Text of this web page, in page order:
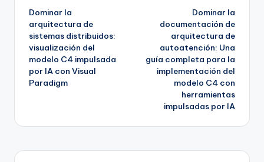
de
entradas
Dominar la
arquitectura de
sistemas distribuidos:
visualización del
modelo C4 impulsada
por IA con Visual
Paradigm
Dominar la
documentación de
arquitectura de
autoatención: Una
guía completa para la
implementación del
modelo C4 con
herramientas
impulsadas por IA